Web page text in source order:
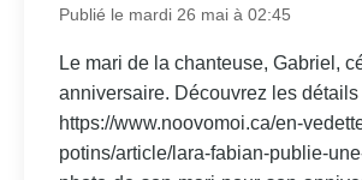
Publié le mardi 26 mai à 02:45
Le mari de la chanteuse, Gabriel,
anniversaire. Découvrez les détails
https://www.noovomoi.ca/en-
potins/article/lara-fabian-publie-